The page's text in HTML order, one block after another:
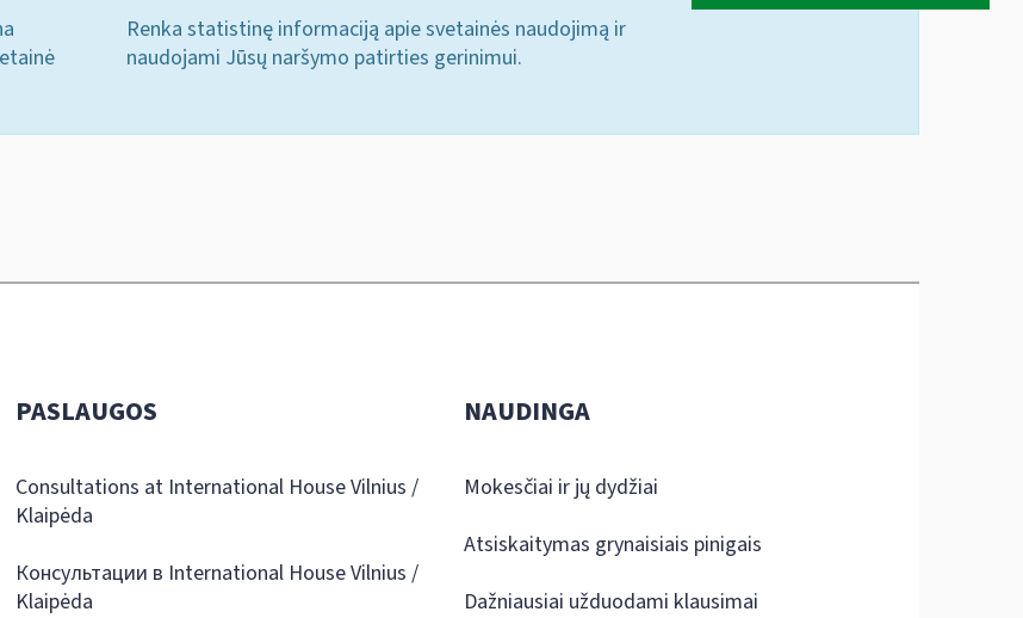
Renka statistinę informaciją apie svetainės naudojimą ir
naudojami Jūsų naršymo patirties gerinimui.
PASLAUGOS
Consultations at International House Vilnius /
Klaipėda
Консультации в International House Vilnius /
Klaipėda
NAUDINGA
Mokesčiai ir jų dydžiai
Atsiskaitymas grynaisiais pinigais
Dažniausiai užduodami klausimai